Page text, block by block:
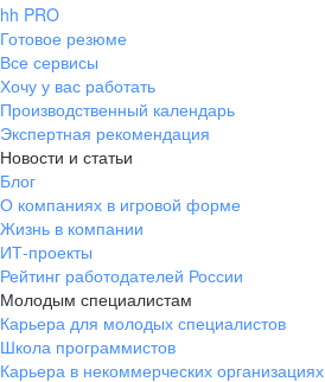
hh PRO
Готовое резюме
Все сервисы
Хочу у вас работать
Производственный календарь
Экспертная рекомендация
Новости и статьи
Блог
О компаниях в игровой форме
Жизнь в компании
ИТ-проекты
Рейтинг работодателей России
Молодым специалистам
Карьера для молодых специалистов
Школа программистов
Карьера в некоммерческих организациях